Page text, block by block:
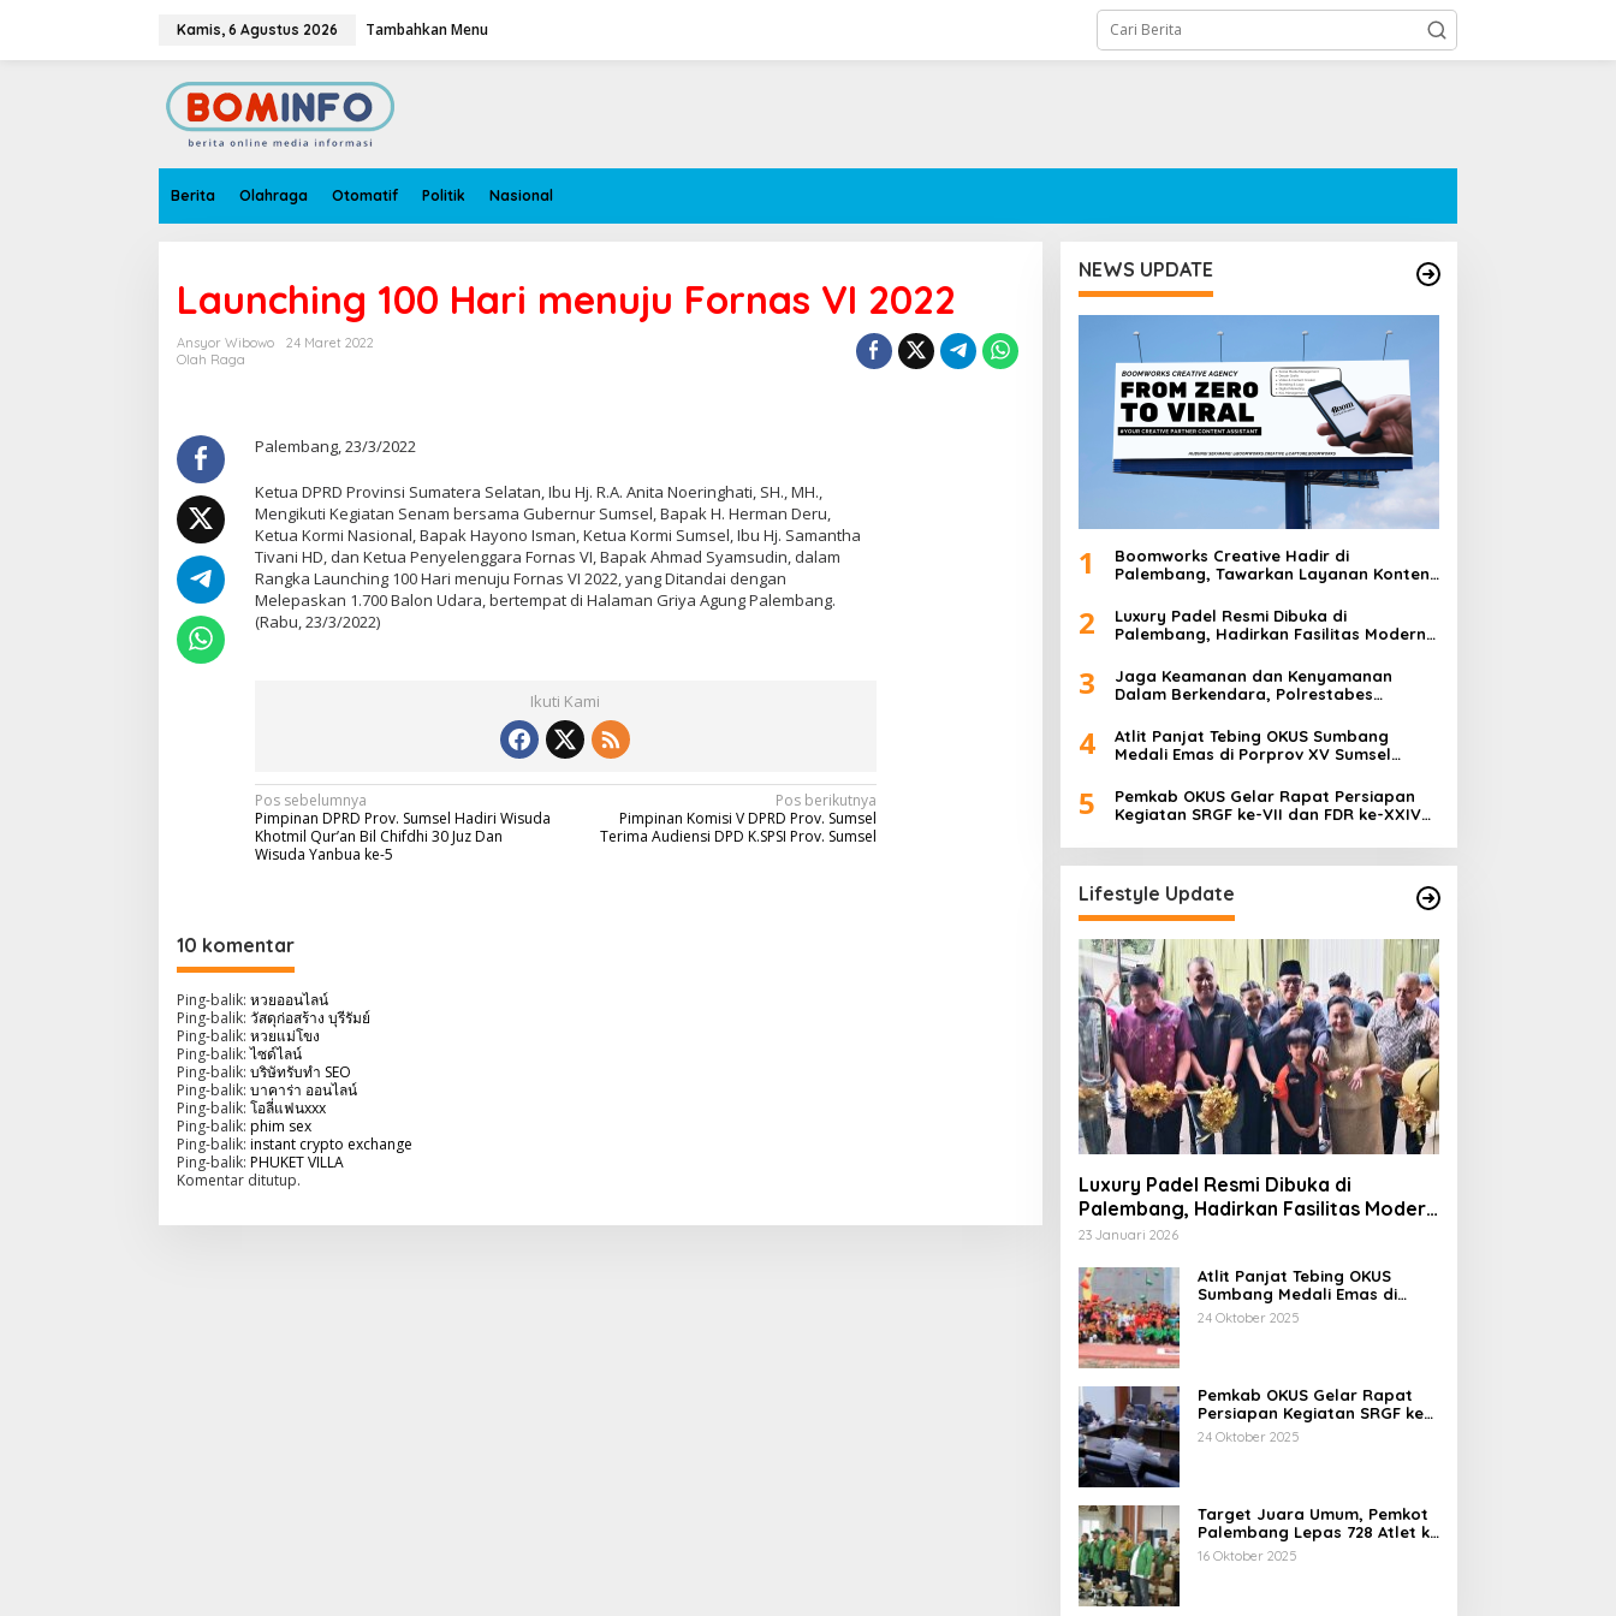
a
Kamis, 6 Agustus 2026 Tambahkan Menu
Berita Olahraga Otomatif Politik Nasional
Launching 100 Hari menuju Fornas VI 2022
Ansyor Wibowo
24 Maret 2022
Olah Raga
Palembang, 23/3/2022
Ketua DPRD Provinsi Sumatera Selatan, Ibu Hj. R.A. Anita Noeringhati, SH., MH.,
Mengikuti Kegiatan Senam bersama Gubernur Sumsel, Bapak H. Herman Deru,
Ketua Kormi Nasional, Bapak Hayono Isman, Ketua Kormi Sumsel, Ibu Hj. Samantha
Tivani HD, dan Ketua Penyelenggara Fornas VI, Bapak Ahmad Syamsudin, dalam
Rangka Launching 100 Hari menuju Fornas VI 2022, yang Ditandai dengan
Melepaskan 1.700 Balon Udara, bertempat di Halaman Griya Agung Palembang.
(Rabu, 23/3/2022)
Ikuti Kami
N
a
g
a
s
i
p
o
s
Pos sebelumnya
Pimpinan DPRD Prov. Sumsel Hadiri Wisuda
Khotmil Qur’an Bil Chifdhi 30 Juz Dan
Wisuda Yanbua ke-5
Pos berikutnya
Pimpinan Komisi V DPRD Prov. Sumsel
Terima Audiensi DPD K.SPSI Prov. Sumsel
10 komentar
Ping-balik: หวยออนไลน์
Ping-balik: วัสดุก่อสร้าง บุรีรัมย์
Ping-balik: หวยแม่โขง
Ping-balik:ไซด์ไลน์
Ping-balik: บริษัทรับทำ SEO
Ping-balik: บาคาร่า ออนไลน์
Ping-balik: โอลี่แฟนxxx
Ping-balik: phim sex
Ping-balik: instant crypto exchange
Ping-balik: PHUKET VILLA
Komentar ditutup.
NEWS UPDATE
1
Boomworks Creative Hadir di
Palembang, Tawarkan Layanan Konten
Creator
2
Luxury Padel Resmi Dibuka di
Palembang, Hadirkan Fasilitas Modern
3
Jaga Keamanan dan Kenyamanan
Dalam Berkendara, Polrestabes
2025
4
Atlit Panjat Tebing OKUS Sumbang
Medali Emas di Porprov XV Sumsel
5
Pemkab OKUS Gelar Rapat Persiapan
Kegiatan SRGF ke-VII dan FDR ke-XXIV
Lifestyle Update
Luxury Padel Resmi Dibuka di
Palembang, Hadirkan Fasilitas Modern
Berstandar Nasional
23 Januari 2026
Atlit Panjat Tebing OKUS
Sumbang Medali Emas di
Porprov XV Sumsel Tahun
2025.
24 Oktober 2025
Pemkab OKUS Gelar Rapat
Persiapan Kegiatan SRGF ke-
VII dan FDR ke-XXIV Tahun
2025
24 Oktober 2025
Target Juara Umum, Pemkot
Palembang Lepas 728 Atlet ke
Porprov XV Muba
16 Oktober 2025